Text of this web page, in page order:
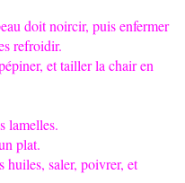
doit noircir, puis enfermer
refroidir.
et tailler la chair en
lamelles.
plat.
saler, poivrer, et